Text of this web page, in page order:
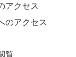
アクセス
のアクセス
覧